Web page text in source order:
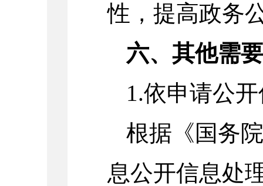
性，提高政务
六、其他需
1.依申请公
根据《国务
息公开信息处